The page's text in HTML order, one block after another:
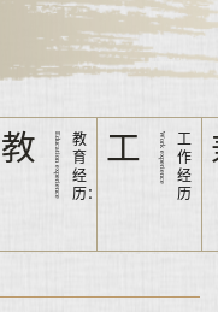
教 Education experience
教
育
经
历：
工 Work experience
工
作
经
历